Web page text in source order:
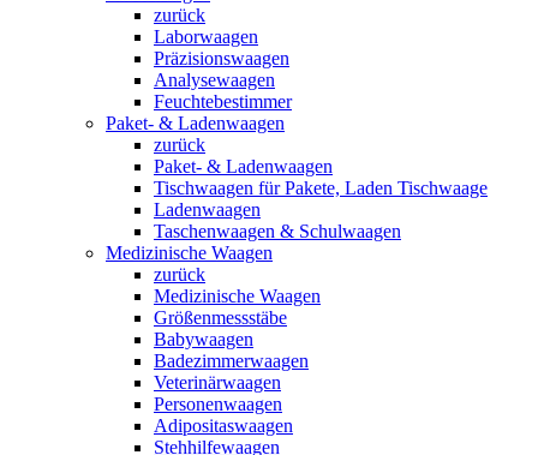
zurück
Laborwaagen
Präzisionswaagen
Analysewaagen
Feuchtebestimmer
Paket- & Ladenwaagen
zurück
Paket- & Ladenwaagen
Tischwaagen für Pakete, Laden Tischwaage
Ladenwaagen
Taschenwaagen & Schulwaagen
Medizinische Waagen
zurück
Medizinische Waagen
Größenmessstäbe
Babywaagen
Badezimmerwaagen
Veterinärwaagen
Personenwaagen
Adipositaswaagen
Stehhilfewaagen